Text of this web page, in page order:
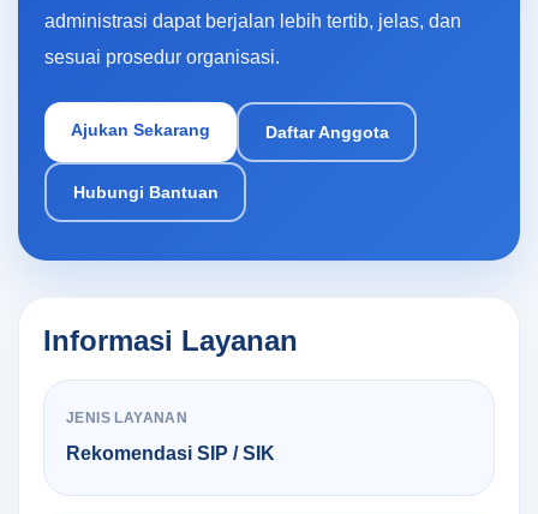
administrasi dapat berjalan lebih tertib, jelas, dan
sesuai prosedur organisasi.
Ajukan Sekarang Daftar Anggota
Hubungi Bantuan
Informasi Layanan
JENIS LAYANAN
Rekomendasi SIP / SIK